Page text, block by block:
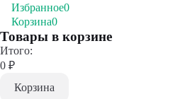
Избранное0
Корзина0
Товары в корзине
Итого:
0 ₽
Корзина